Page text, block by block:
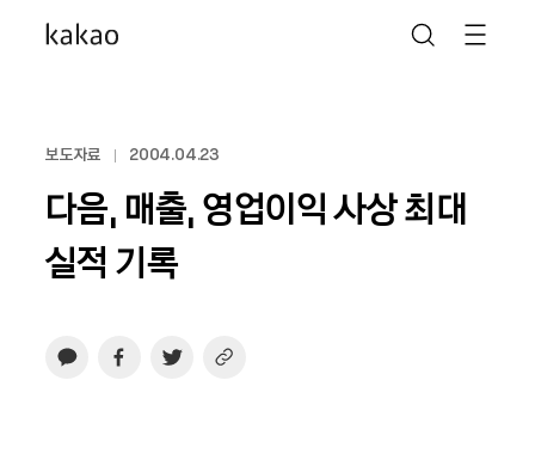
보도자료 2004.04.23
다음, 매출, 영업이익 사상 최대
실적 기록